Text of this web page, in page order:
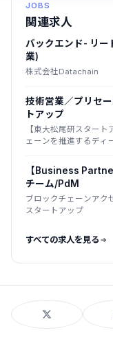
JOBS
関連求人
バックエンド- リー
業)
株式会社Datachain
技術営業／プリセ
トアップ
【東大松尾研スター
ェーンを推進するディ
【Business
チーム/PdM
ブロックチェーンアク
スタートアップ
すべての求人を見る